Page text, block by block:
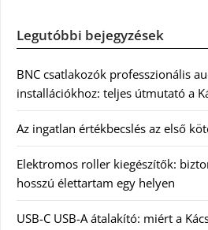
Legutóbbi bejegyzések
BNC csatlakozók professzionális
installációkhoz: teljes útmutató a
Az ingatlan értékbecslés az első
Elektromos roller kiegészítők:
hosszú élettartam egy helyen
USB-C USB-A átalakító: miért a